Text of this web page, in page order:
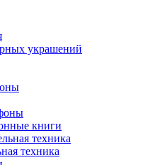
украшений
книги
техника